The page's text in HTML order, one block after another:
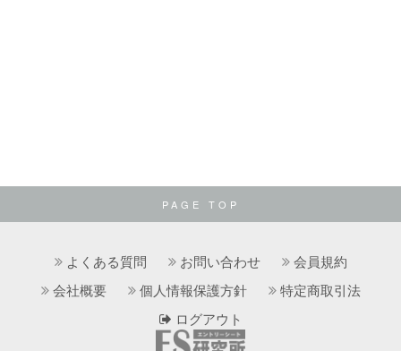
PAGE TOP
よくある質問 お問い合わせ
会員規約
会社概要
個人情報保護方針
特定商取引法
ログアウト